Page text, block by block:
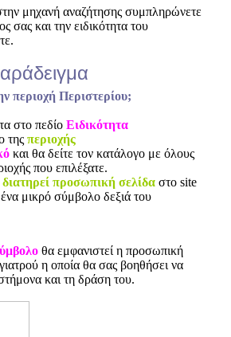
μηχανή αναζήτησης συμπληρώνετε
σας και την ειδικότητα του
περιοχή Περιστερίου;
στο πεδίο Ειδικότητα
της περιοχής
και θα δείτε τον κατάλογο με όλους
που επιλέξατε.
διατηρεί προσωπική σελίδα στο site
μικρό σύμβολο δεξιά του
θα εμφανιστεί η προσωπική
η οποία θα σας βοηθήσει να
και τη δράση του.